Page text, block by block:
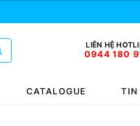
LIÊN HỆ
0944 180
CATALOGUE TIN